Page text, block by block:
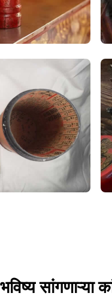
सांगणाऱ्या